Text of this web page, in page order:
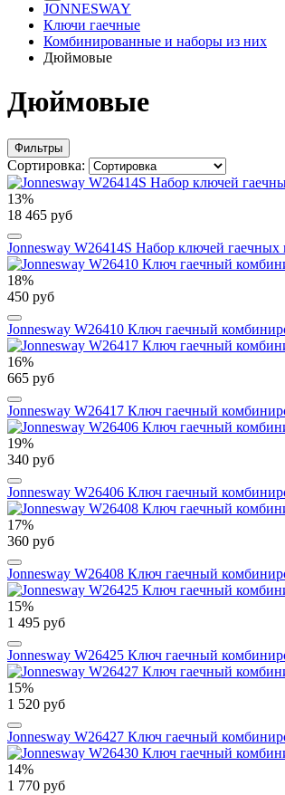
JONNESWAY
Ключи гаечные
Комбинированные и наборы из них
Дюймовые
Дюймовые
Фильтры
Сортировка:
13%
18 465 руб
Jonnesway W26414S Набор ключей
18%
450 руб
Jonnesway W26410 Ключ гаечный
16%
665 руб
Jonnesway W26417 Ключ гаечный
19%
340 руб
Jonnesway W26406 Ключ гаечный
17%
360 руб
Jonnesway W26408 Ключ гаечный
15%
1 495 руб
Jonnesway W26425 Ключ гаечный
15%
1 520 руб
Jonnesway W26427 Ключ гаечный
14%
1 770 руб